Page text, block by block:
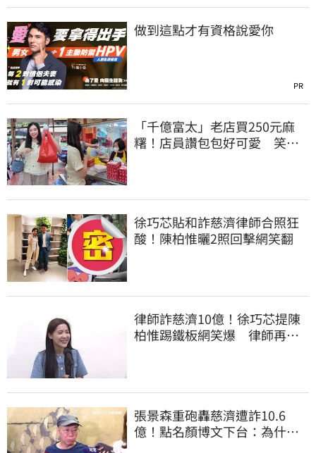
做到這點才有資格說愛你
PR
「千億富太」老店買250元麻
糬！店員讚包包好可愛 笑
徐巧芯貼和詐慈濟律師合照狂
酸！陳柏惟曬2照回擊網笑翻
律師詐慈濟10億！徐巧芯提陳
柏惟踢鐵板網笑爆 律師再曬1
張景森重砲轟慈濟遭詐10.6
億！點名顏博文下台：為什麼